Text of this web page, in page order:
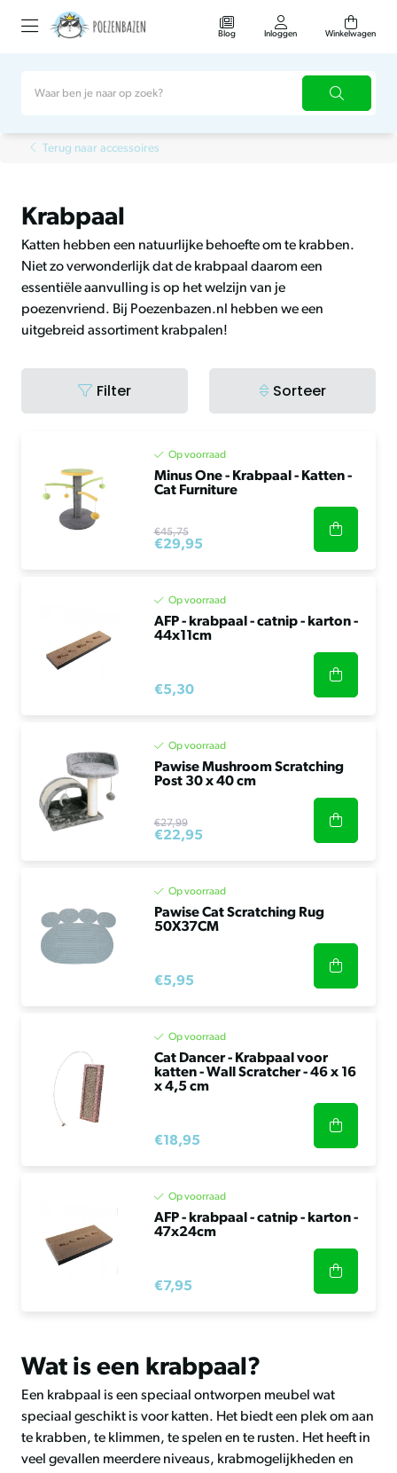
Blog Inloggen Winkelwagen
Terug naar accessoires
Krabpaal
Katten hebben een natuurlijke behoefte om te krabben.
Niet zo verwonderlijk dat de krabpaal daarom een
essentiële aanvulling is op het welzijn van je
poezenvriend. Bij Poezenbazen.nl hebben we een
uitgebreid assortiment krabpalen!
Filter Sorteer
Op voorraad
Minus One - Krabpaal - Katten -
Cat Furniture
€45,75
€29,95
Op voorraad
AFP - krabpaal - catnip - karton -
44x11cm
€5,30
Op voorraad
Pawise Mushroom Scratching
Post 30 x 40 cm
€27,99
€22,95
Op voorraad
Pawise Cat Scratching Rug
50X37CM
€5,95
Op voorraad
Cat Dancer - Krabpaal voor
katten - Wall Scratcher - 46 x 16
x 4,5 cm
€18,95
Op voorraad
AFP - krabpaal - catnip - karton -
47x24cm
€7,95
Wat is een krabpaal?
Een krabpaal is een speciaal ontworpen meubel wat
speciaal geschikt is voor katten. Het biedt een plek om aan
te krabben, te klimmen, te spelen en te rusten. Het heeft in
veel gevallen meerdere niveaus, krabmogelijkheden en